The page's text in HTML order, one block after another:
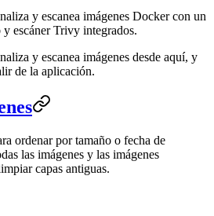
y escanea imágenes Docker con un
escáner Trivy integrados.
y escanea imágenes desde aquí, y
de la aplicación.
ordenar por tamaño o fecha de
las imágenes y las imágenes
capas antiguas.